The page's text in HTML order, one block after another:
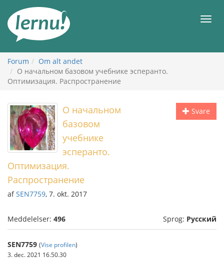
indholdet
Forum
Om alt andet
О начальном базовом учебнике эсперанто.
Оптимизация. Распространение
Svare
О начальном
базовом
учебнике
эсперанто.
Оптимизация.
Распространение
afSEN7759, 7. okt. 2017
Meddelelser: 496 Sprog: Русский
SEN7759 (Vise profilen)
3. dec. 2021 16.50.30